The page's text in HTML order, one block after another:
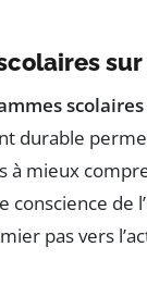
sur
scolaires
durable
à mieux
conscience de
pas vers